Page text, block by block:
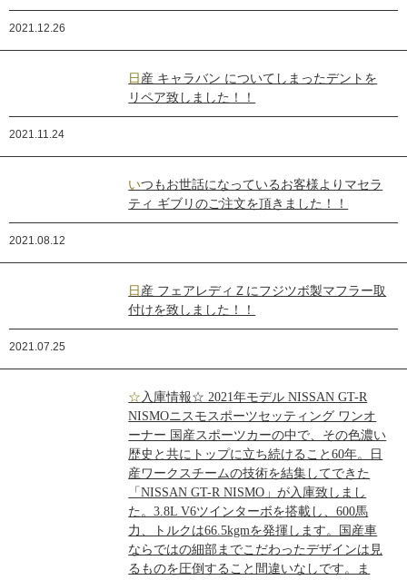
2021.12.26
日産 キャラバン についてしまったデントを
リペア致しました！！
2021.11.24
いつもお世話になっているお客様よりマセラ
ティ ギブリのご注文を頂きました！！
2021.08.12
日産 フェアレディＺにフジツボ製マフラー取
付けを致しました！！
2021.07.25
☆入庫情報☆ 2021年モデル NISSAN GT-R
NISMOニスモスポーツセッティング ワンオ
ーナー 国産スポーツカーの中で、その色濃い
歴史と共にトップに立ち続けること60年。日
産ワークスチームの技術を結集してできた
「NISSAN GT-R NISMO」が入庫致しまし
た。3.8L V6ツインターボを搭載し、600馬
力、トルクは66.5kgmを発揮します。国産車
ならではの細部までこだわったデザインは見
るものを圧倒すること間違いなしです。ま